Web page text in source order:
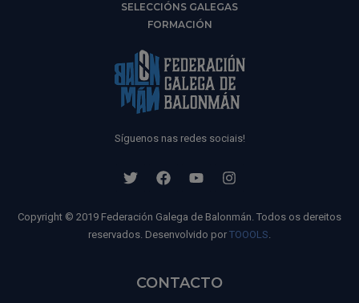
SELECCIÓNS GALEGAS
FORMACIÓN
Síguenos nas redes sociais!
Copyright © 2019 Federación Galega de Balonmán. Todos os dereitos
reservados. Desenvolvido por TOOOLS.
CONTACTO